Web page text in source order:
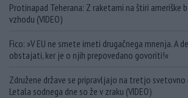
Protinapad Teherana: Z raketami na štiri ameriške
vzhodu (VIDEO)
Fico: »V EU ne smete imeti drugačnega mnenja. A
obstajati, ker je o njih prepovedano govoriti!«
Združene države se pripravljajo na tretjo
Letala sodnega dne so že v zraku (VIDEO)